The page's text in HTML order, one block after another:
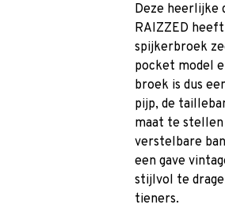
Deze heerlijke
RAIZZED
spijkerbroek
pocket model
broek is dus
pijp, de
maat te stellen
verstelbare
een gave
stijlvol te
tieners.